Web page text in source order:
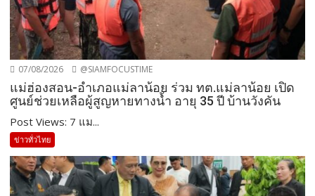
07/08/2026 @SIAMFOCUSTIME
แม่ฮ่องสอน-อำเภอแม่ลาน้อย ร่วม ทต.แม่ลาน้อย เปิด
ศูนย์ช่วยเหลือผู้สูญหายทางน้ำ อายุ 35 ปี บ้านวังคัน
Post Views: 7 แม...
ข่าวทั่วไทย